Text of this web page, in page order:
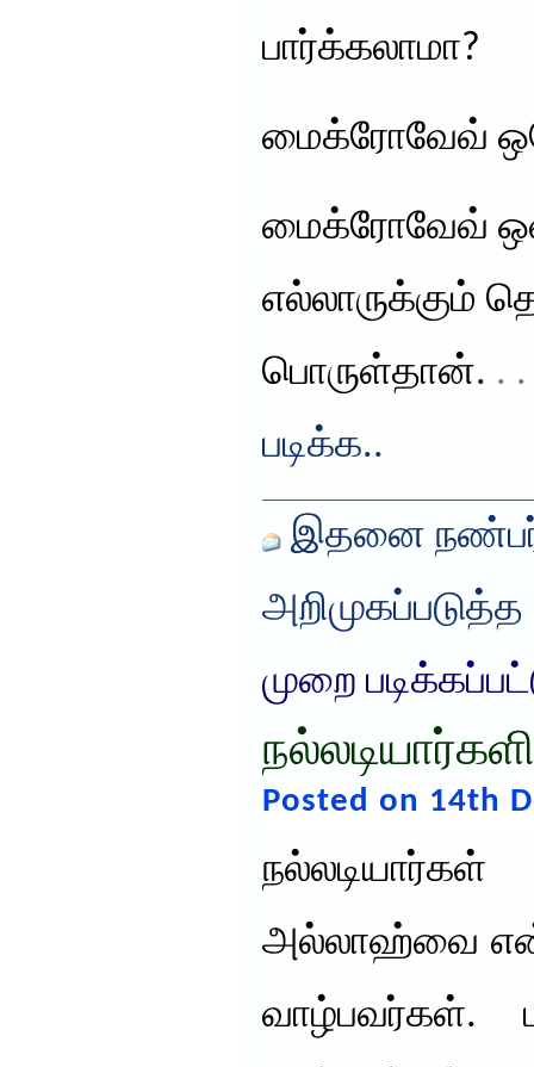
பார்க்கலாமா?
மைக்ரோவேவ்
மைக்ரோவேவ்
எல்லாருக்கும்
பொருள்தான். .
படிக்க..
இதனை
அறிமுகப்படுத்த
முறை
Posted on 14th
அல்லாஹ்வை
வாழ்பவர்கள்.